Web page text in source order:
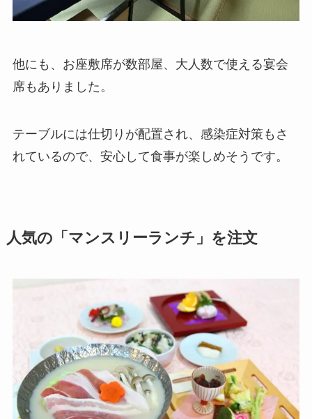
他にも、お座敷席が数部屋、大人数で使える宴会
席もありました。
テーブルには仕切りが配置され、感染症対策もさ
れているので、安心して食事が楽しめそうです。
人気の「マンスリーランチ」を注文